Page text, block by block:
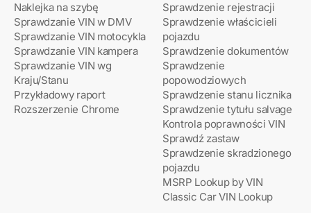
Naklejka na szybę
Sprawdzanie VIN w DMV
Sprawdzanie VIN motocykla
Sprawdzanie VIN kampera
Sprawdzanie VIN wg
Kraju/Stanu
Przykładowy raport
Rozszerzenie Chrome
Sprawdzenie rejestracji
Sprawdzenie właścicieli
pojazdu
Sprawdzenie dokumentów
Sprawdzenie
popowodziowych
Sprawdzenie stanu licznika
Sprawdzenie tytułu salvage
Kontrola poprawności VIN
Sprawdź zastaw
Sprawdzenie skradzionego
pojazdu
MSRP Lookup by VIN
Classic Car VIN Lookup